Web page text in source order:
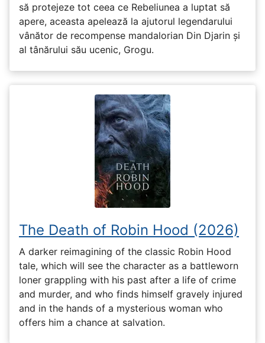
să protejeze tot ceea ce Rebeliunea a luptat să
apere, aceasta apelează la ajutorul legendarului
vânător de recompense mandalorian Din Djarin și
al tânărului său ucenic, Grogu.
The Death of Robin Hood (2026)
A darker reimagining of the classic Robin Hood
tale, which will see the character as a battleworn
loner grappling with his past after a life of crime
and murder, and who finds himself gravely injured
and in the hands of a mysterious woman who
offers him a chance at salvation.